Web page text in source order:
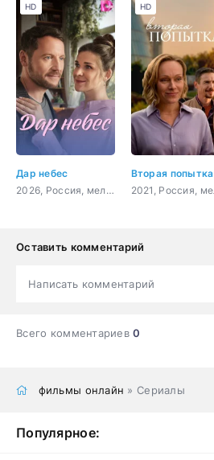
Дар небес
2026, Россия, мелодрама
HD
Вторая попытка
HD
Оставить комментарий
Написать комментарий
Всего комментариев0
фильмы онлайн » Сериалы
Популярное: